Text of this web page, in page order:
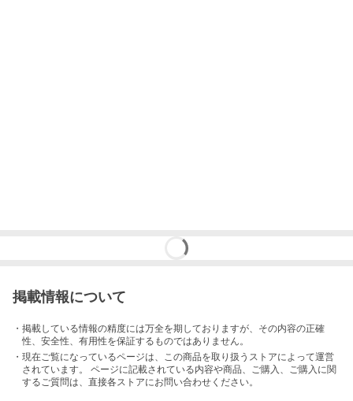
掲載情報について
・掲載している情報の精度には万全を期しておりますが、その内容の正確
性、安全性、有用性を保証するものではありません。
・現在ご覧になっているページは、この商品を取り扱うストアによって運営
されています。 ページに記載されている内容や商品、ご購入 、ご購入に関
するご質問は、直接各ストアにお問い合わせください。